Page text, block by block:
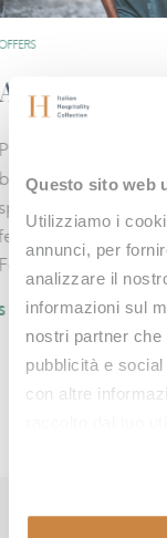
Questo sito web
Utilizziamo i
annunci, per
analizzare il
informazioni sul
nostri partner
pubblicità e
con altre
campagna
SCOPRI DI